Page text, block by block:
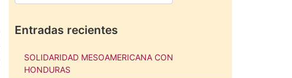
Entradas recientes
SOLIDARIDAD MESOAMERICANA CON
HONDURAS